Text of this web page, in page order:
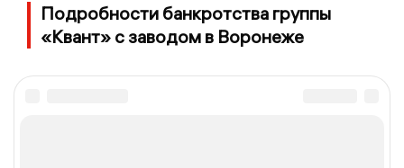
Подробности банкротства группы
«Квант» с заводом в Воронеже